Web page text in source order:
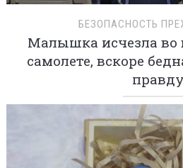
БЕЗОПАСНОСТЬ
Малышка исчезла во
самолете, вскоре
правду